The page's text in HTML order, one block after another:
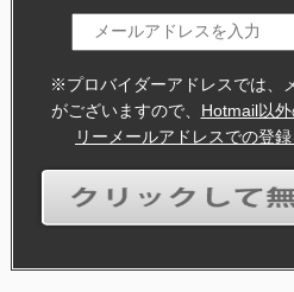
※プロバイダーアドレスでは、
がございますので、 Hotmail以
リーメールアドレスでの登